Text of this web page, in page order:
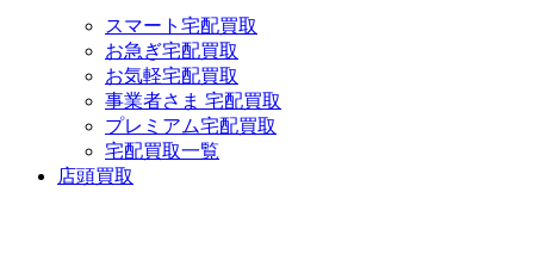
スマート宅配買取
お急ぎ宅配買取
お気軽宅配買取
事業者さま 宅配買取
プレミアム宅配買取
宅配買取一覧
店頭買取